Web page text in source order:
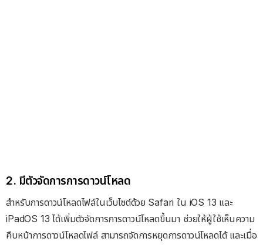
2. มีตัวจัดการการดาวน์โหลด
สำหรับการดาวน์โหลดไฟล์ในเว็บไซต์ด้วย Safari ใน iOS 13 และ
iPadOS 13 ได้เพิ่มตัวจัดการการดาวน์โหลดขึ้นมา ช่วยให้ผู้ใช้เห็นความ
คืบหน้าการดาวน์โหลดไฟล์ สามารถจัดการหยุดการดาวน์โหลดได้ และเมื่อ